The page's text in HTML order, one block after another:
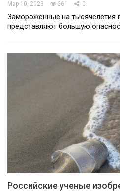
Мар 10, 2023 361 0
Замороженные на тысячелетия
представляют большую
Российские ученые